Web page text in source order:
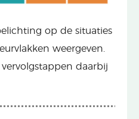
op de situaties
weergeven.
daarbij